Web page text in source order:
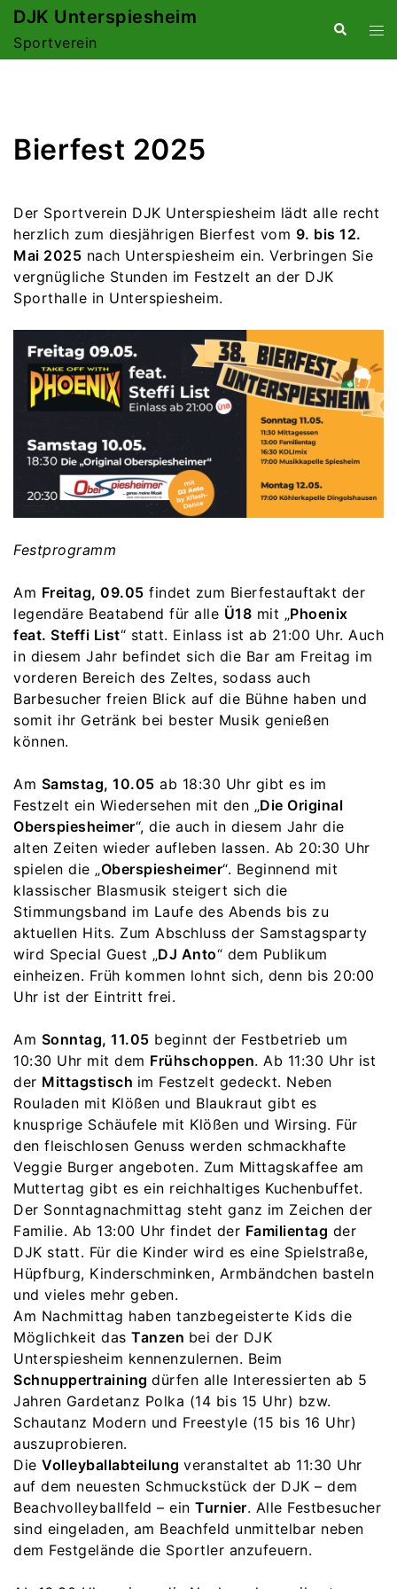
Zum
springen
DJK Unterspiesheim
Sportverein
Suche
Bierfest 2025
Der Sportverein DJK Unterspiesheim lädt alle recht
herzlich zum diesjährigen Bierfest vom 9. bis 12.
Mai 2025 nach Unterspiesheim ein. Verbringen Sie
vergnügliche Stunden im Festzelt an der DJK
Sporthalle in Unterspiesheim.
Festprogramm
Am Freitag, 09.05 findet zum Bierfestauftakt der
legendäre Beatabend für alle Ü18 mit „Phoenix
feat. Steffi List“ statt. Einlass ist ab 21:00 Uhr. Auch
in diesem Jahr befindet sich die Bar am Freitag im
vorderen Bereich des Zeltes, sodass auch
Barbesucher freien Blick auf die Bühne haben und
somit ihr Getränk bei bester Musik genießen
können.
Am Samstag, 10.05 ab 18:30 Uhr gibt es im
Festzelt ein Wiedersehen mit den „Die Original
Oberspiesheimer“, die auch in diesem Jahr die
alten Zeiten wieder aufleben lassen. Ab 20:30 Uhr
spielen die „Oberspiesheimer“. Beginnend mit
klassischer Blasmusik steigert sich die
Stimmungsband im Laufe des Abends bis zu
aktuellen Hits. Zum Abschluss der Samstagsparty
wird Special Guest „DJ Anto“ dem Publikum
einheizen. Früh kommen lohnt sich, denn bis 20:00
Uhr ist der Eintritt frei.
Am Sonntag, 11.05 beginnt der Festbetrieb um
10:30 Uhr mit dem Frühschoppen. Ab 11:30 Uhr ist
der Mittagstisch im Festzelt gedeckt. Neben
Rouladen mit Klößen und Blaukraut gibt es
knusprige Schäufele mit Klößen und Wirsing. Für
den fleischlosen Genuss werden schmackhafte
Veggie Burger angeboten. Zum Mittagskaffee am
Muttertag gibt es ein reichhaltiges Kuchenbuffet.
Der Sonntagnachmittag steht ganz im Zeichen der
Familie. Ab 13:00 Uhr findet der Familientag der
DJK statt. Für die Kinder wird es eine Spielstraße,
Hüpfburg, Kinderschminken, Armbändchen basteln
und vieles mehr geben.
Am Nachmittag haben tanzbegeisterte Kids die
Möglichkeit das Tanzen bei der DJK
Unterspiesheim kennenzulernen. Beim
Schnuppertraining dürfen alle Interessierten ab 5
Jahren Gardetanz Polka (14 bis 15 Uhr) bzw.
Schautanz Modern und Freestyle (15 bis 16 Uhr)
auszuprobieren.
Die Volleyballabteilung veranstaltet ab 11:30 Uhr
auf dem neuesten Schmuckstück der DJK – dem
Beachvolleyballfeld – ein Turnier. Alle Festbesucher
sind eingeladen, am Beachfeld unmittelbar neben
dem Festgelände die Sportler anzufeuern.